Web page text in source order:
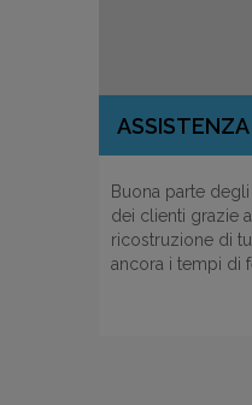
ASSISTENZA
Buona parte
dei clienti grazie
ricostruzione di
ancora i tempi di